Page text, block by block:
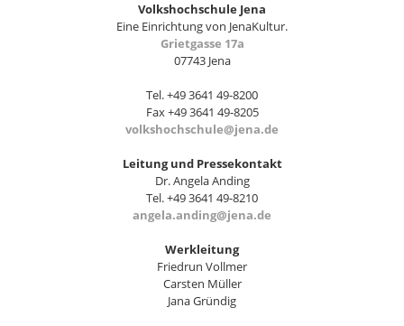
Volkshochschule Jena
Eine Einrichtung von JenaKultur.
Grietgasse 17a
07743 Jena
Tel. +49 3641 49-8200
Fax +49 3641 49-8205
volkshochschule@jena.de
Leitung und Pressekontakt
Dr. Angela Anding
Tel. +49 3641 49-8210
angela.anding@jena.de
Werkleitung
Friedrun Vollmer
Carsten Müller
Jana Gründig